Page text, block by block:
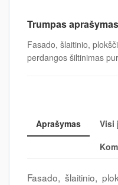
Trumpas aprašymas
Fasado, šlaitinio,
perdangos šiltinimas
Aprašymas
Visi
Fasado, šlaitinio,